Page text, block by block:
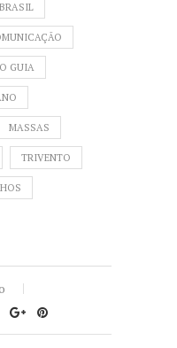
BRASIL
GUIA
MASSAS
TRIVENTO